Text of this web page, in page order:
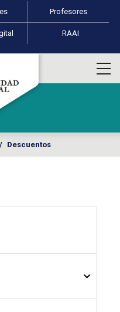
Profesores
RAAI
/ Descuentos